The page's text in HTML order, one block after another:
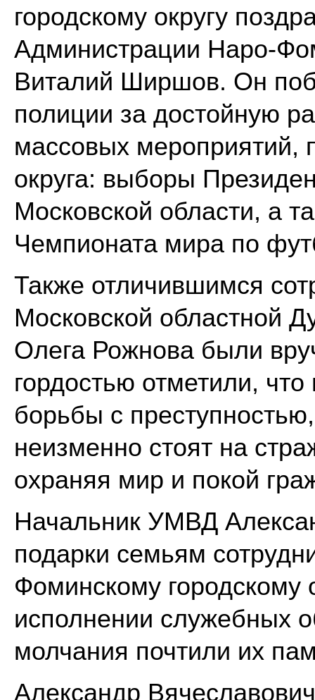
городскому округу
Администрации Наро-
Виталий Ширшов. Он
полиции за достойную
массовых мероприятий,
округа: выборы
Московской области, а
Чемпионата мира по
Также отличившимся
Московской областной
Олега Рожнова были
гордостью отметили,
борьбы с
неизменно стоят на
охраняя мир и покой
Начальник УМВД
подарки семьям
Фоминскому городскому
исполнении служебных
молчания почтили их
Александр